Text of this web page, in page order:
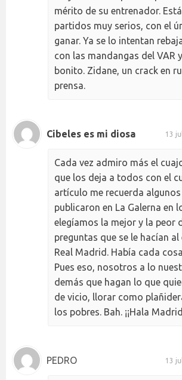
mérito de su entrenador.
partidos muy serios, con el
ganar. Ya se lo intentan
con las mandangas del VAR
bonito. Zidane, un crack en
prensa.
Cibeles es mi diosa 13
Cada vez admiro más el
que los deja a todos con el
artículo me recuerda algunos
publicaron en La Galerna en
elegíamos la mejor y la peor
preguntas que se le hacían
Real Madrid. Había cada
Pues eso, nosotros a lo
demás que hagan lo que
de vicio, llorar como
los pobres. Bah. ¡¡Hala
PEDRO 13